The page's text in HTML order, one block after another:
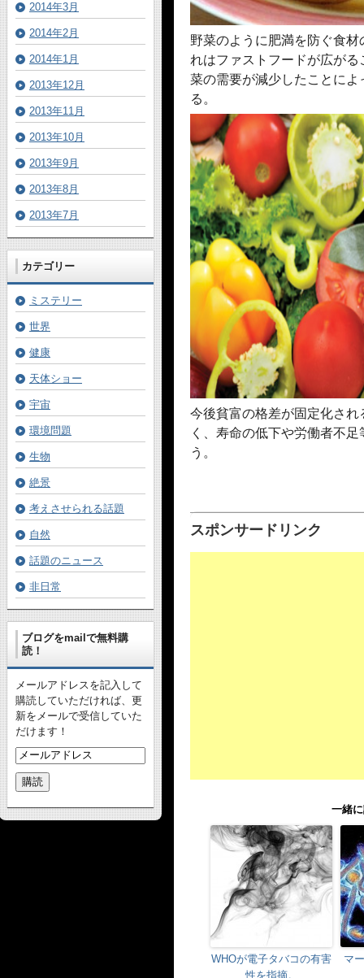
野菜のように肥満を防ぐ食
れはファストフードが広が
菜の需要が減少したことに
る。
今後貧富の格差が固定化さ
く、寿命の低下や労働者不
う。
スポンサードリンク
一緒
WHOが電子タバコの有害
性を指摘。
マ
2014年3月
2014年2月
2014年1月
2013年12月
2013年11月
2013年10月
2013年9月
2013年8月
2013年7月
カテゴリー
ミステリー
世界
健康
天体ショー
宇宙
環境問題
生物
絶景
考えさせられる話題
自然
話題のニュース
非日常
ブログをmailで無料購
読！
メールアドレスを記入して
購読していただければ、更
新をメールで受信していた
だけます！